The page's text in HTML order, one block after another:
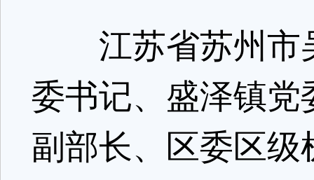
江苏省苏州市
委书记、盛泽镇
副部长、区委区